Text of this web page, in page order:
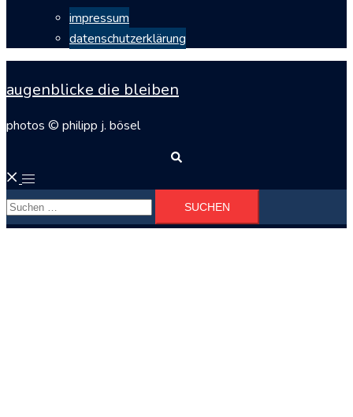
impressum
datenschutzerklärung
augenblicke die bleiben
photos © philipp j. bösel
Menü
umschalten
Suchen
nach: